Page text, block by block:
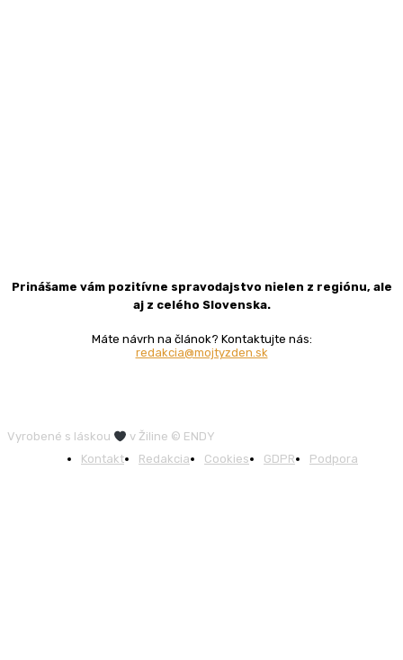
Prinášame vám pozitívne spravodajstvo nielen z regiónu, ale
aj z celého Slovenska.
Máte návrh na článok? Kontaktujte nás:
redakcia@mojtyzden.sk
Vyrobené s láskou
v Žiline © ENDY
Kontakt
Redakcia Cookies GDPR Podpora